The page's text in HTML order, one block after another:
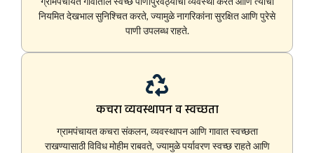
नियमित देखभाल सुनिश्चित करते, ज्यामुळे नागरिकांना सुरक्षित आणि पुरेसे
पाणी उपलब्ध राहते.
कचरा व्यवस्थापन व स्वच्छता
ग्रामपंचायत कचरा संकलन, व्यवस्थापन आणि गावात स्वच्छता
राखण्यासाठी विविध मोहीम राबवते, ज्यामुळे पर्यावरण स्वच्छ राहते आणि